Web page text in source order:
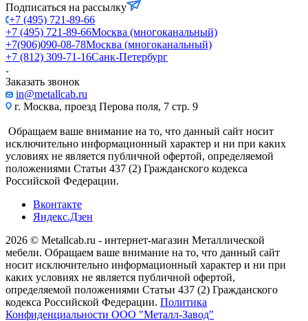
Подписаться на рассылку
+7 (495) 721-89-66
+7 (495) 721-89-66Москва (многоканальный)
+7(906)090-08-78Москва (многоканальный)
+7 (812) 309-71-16Санк-Петербург
Заказать звонок
in@metallcab.ru
г. Москва, проезд Перова поля, 7 стр. 9
Обращаем ваше внимание на то, что данный сайт носит
исключительно информационный характер и ни при каких
условиях не является публичной офертой, определяемой
положениями Статьи 437 (2) Гражданского кодекса
Российской Федерации.
Вконтакте
Яндекс.Дзен
2026 © Metallcab.ru - интернет-магазин Металлической
мебели. Обращаем ваше внимание на то, что данный сайт
носит исключительно информационный характер и ни при
каких условиях не является публичной офертой,
определяемой положениями Статьи 437 (2) Гражданского
кодекса Российской Федерации. Политика
Конфиденциальности ООО "Металл-Завод"